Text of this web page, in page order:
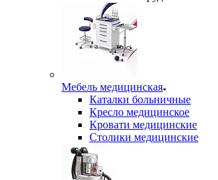
Мебель медицинская
Каталки больничные
Кресло медицинское
Кровати медицинские
Столики медицинские